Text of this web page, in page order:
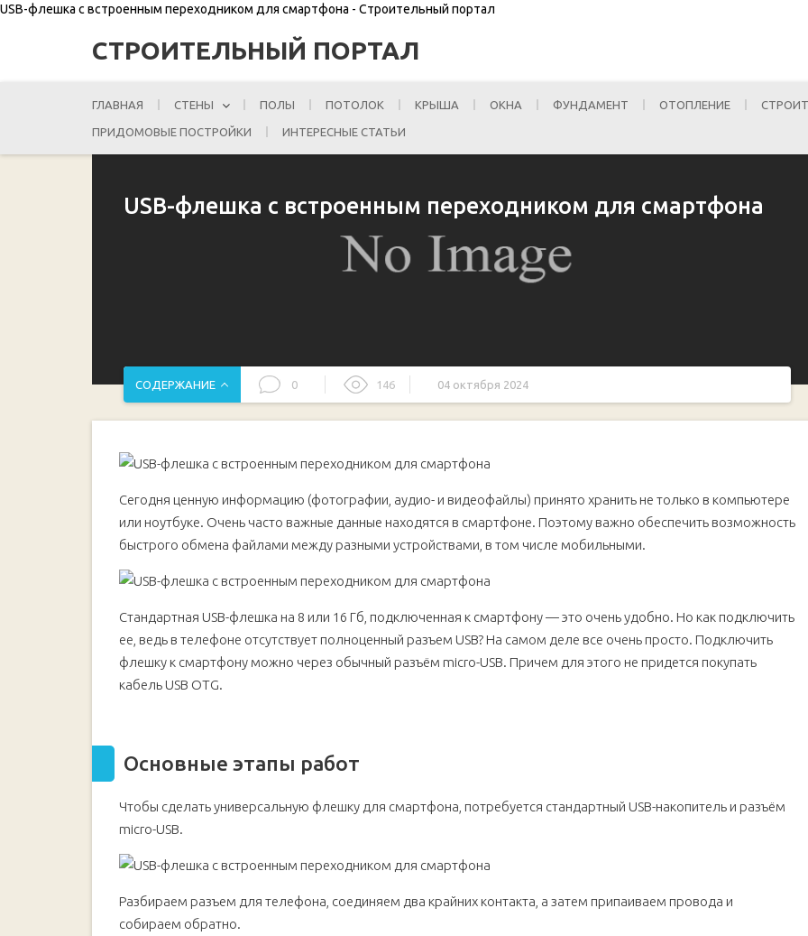
USB-флешка с встроенным переходником для смартфона - Строительный портал
СТРОИТЕЛЬНЫЙ ПОРТАЛ
ГЛАВНАЯ СТЕНЫ ПОЛЫ ПОТОЛОК КРЫША ОКНА ФУНДАМЕНТ ОТОПЛЕНИЕ
ПРИДОМОВЫЕ ПОСТРОЙКИ ИНТЕРЕСНЫЕ СТАТЬИ
USB-флешка с встроенным переходником для смартфона
СОДЕРЖАНИЕ 0 146 04 октября 2024
Сегодня ценную информацию (фотографии, аудио- и видеофайлы) принято хранить не только в компьютере
или ноутбуке. Очень часто важные данные находятся в смартфоне. Поэтому важно обеспечить возможность
быстрого обмена файлами между разными устройствами, в том числе мобильными.
Стандартная USB-флешка на 8 или 16 Гб, подключенная к смартфону — это очень удобно. Но как подключить
ее, ведь в телефоне отсутствует полноценный разъем USB? На самом деле все очень просто. Подключить
флешку к смартфону можно через обычный разъём micro-USB. Причем для этого не придется покупать
кабель USB OTG.
Основные этапы работ
Чтобы сделать универсальную флешку для смартфона, потребуется стандартный USB-накопитель и разъём
micro-USB.
Разбираем разъем для телефона, соединяем два крайних контакта, а затем припаиваем провода и
собираем обратно.